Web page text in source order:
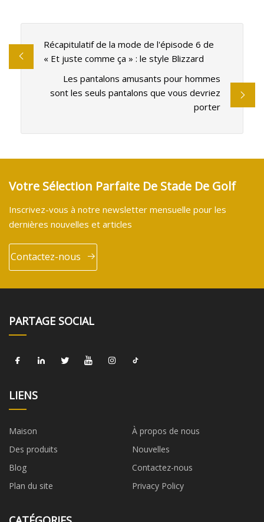
Récapitulatif de la mode de l'épisode 6 de
« Et juste comme ça » : le style Blizzard
Les pantalons amusants pour hommes
sont les seuls pantalons que vous devriez
porter
Votre Sélection Parfaite De Stade De Golf
Inscrivez-vous à notre newsletter mensuelle pour les
dernières nouvelles et articles
Contactez-nous
PARTAGE SOCIAL
LIENS
Maison
À propos de nous
Des produits
Nouvelles
Blog
Contactez-nous
Plan du site
Privacy Policy